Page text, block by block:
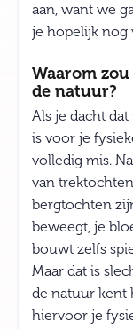
aan, want we
je hopelijk nog
Waarom
de natuur?
Als je dacht
is voor je
volledig mis.
van
bergtochten
beweegt, je
bouwt zelfs
Maar dat is
de natuur kent
hiervoor je